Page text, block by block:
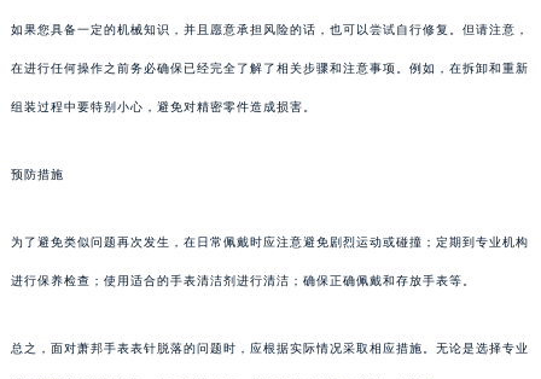
如果您具备一定的机械知识，并且愿意承担风险的话，也可以尝试自行修复。但请注意，
在进行任何操作之前务必确保已经完全了解了相关步骤和注意事项。例如，在拆卸和重新
组装过程中要特别小心，避免对精密零件造成损害。
预防措施
为了避免类似问题再次发生，在日常佩戴时应注意避免剧烈运动或碰撞；定期到专业机构
进行保养检查；使用适合的手表清洁剂进行清洁；确保正确佩戴和存放手表等。
总之，面对萧邦手表表针脱落的问题时，应根据实际情况采取相应措施。无论是选择专业